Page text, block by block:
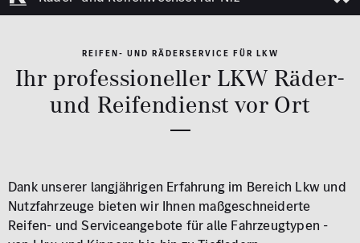
REIFEN- UND RÄDERSERVICE FÜR LKW
Ihr professioneller LKW Räder-
und Reifendienst vor Ort
Dank unserer langjährigen Erfahrung im Bereich Lkw und
Nutzfahrzeuge bieten wir Ihnen maßgeschneiderte
Reifen- und Serviceangebote für alle Fahrzeugtypen -